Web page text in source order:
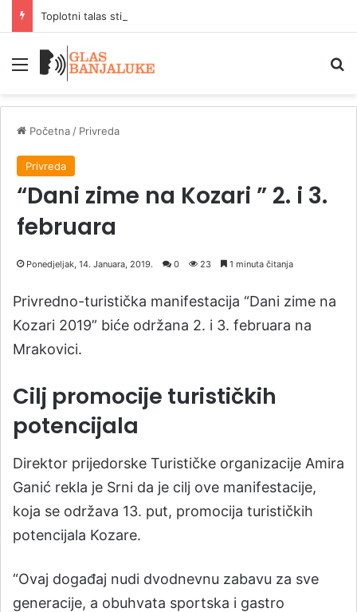
Toplotni talas stiže, temperature i do 41 stepen
Meni
Početna / Privreda
Privreda
“Dani zime na Kozari ” 2. i 3.
februara
Ponedjeljak, 14. Januara, 2019. 0 23 1 minuta čitanja
Privredno-turistička manifestacija “Dani zime na
Kozari 2019” biće održana 2. i 3. februara na
Mrakovici.
Cilj promocije turističkih
potencijala
Direktor prijedorske Turističke organizacije Amira
Ganić rekla je Srni da je cilj ove manifestacije,
koja se održava 13. put, promocija turističkih
potencijala Kozare.
“Ovaj događaj nudi dvodnevnu zabavu za sve
generacije, a obuhvata sportska i gastro